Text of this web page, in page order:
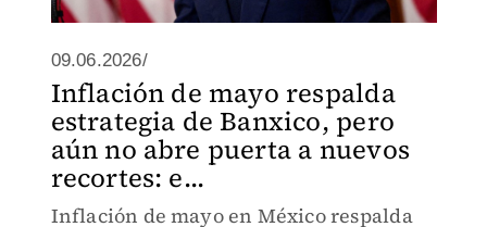
09.06.2026/
Inflación de mayo respalda
estrategia de Banxico, pero
aún no abre puerta a nuevos
recortes: e...
Inflación de mayo en México respalda